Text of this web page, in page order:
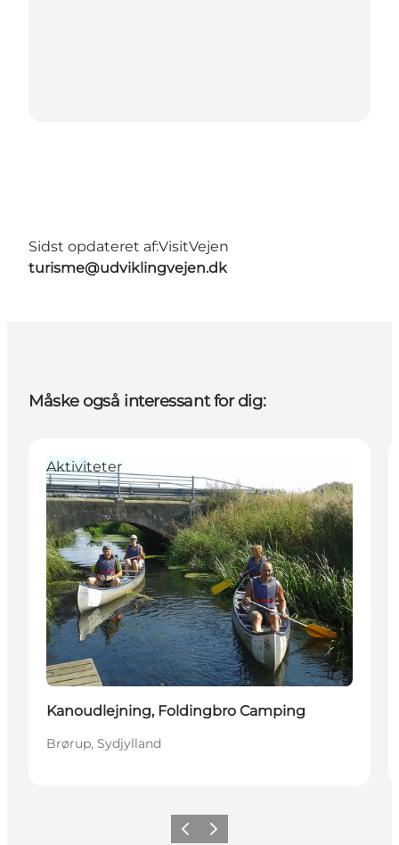
Sidst opdateret af:VisitVejen
turisme@udviklingvejen.dk
Måske også interessant for dig:
Aktiviteter
Kanoudlejning, Foldingbro Camping
Brørup, Sydjylland
Forrige billede
Næste billede